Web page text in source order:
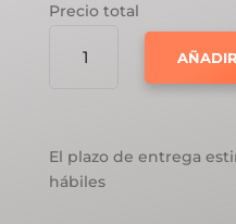
Precio total
FLOTANTE
HAYA
3
El plazo de entrega
hábiles